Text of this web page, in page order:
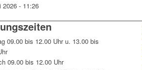
2026 - 11:26
09.00 bis 12.00 Uhr u. 13.00 bis
09.00 bis 12.00 Uhr